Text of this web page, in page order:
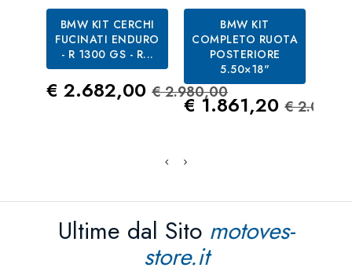
BMW KIT CERCHI
FUCINATI ENDURO
- R 1300 GS - R...
Prezzo
€ 2.682,00 Prezzo Standard
€ 2.980,00
BMW KIT
COMPLETO RUOTA
POSTERIORE
5.50×18"
Prezzo
€ 1.861,20 €
Ultime dal Sito motoves-
store.it